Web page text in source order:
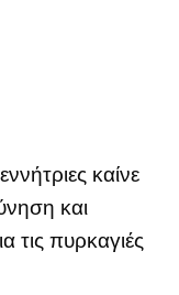
καίνε
και
τις πυρκαγιές